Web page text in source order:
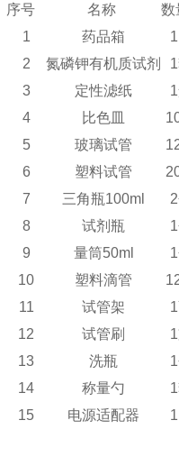
序号 名称
1 药品箱
2 氮磷钾有机质试剂
3 定性滤纸
4 比色皿
5 玻璃试管
6 塑料试管
7 三角瓶100ml
8 试剂瓶
9 量筒50ml
10 塑料滴管
11 试管架
12 试管刷
13 洗瓶
14 称量勺
15
电源适配器